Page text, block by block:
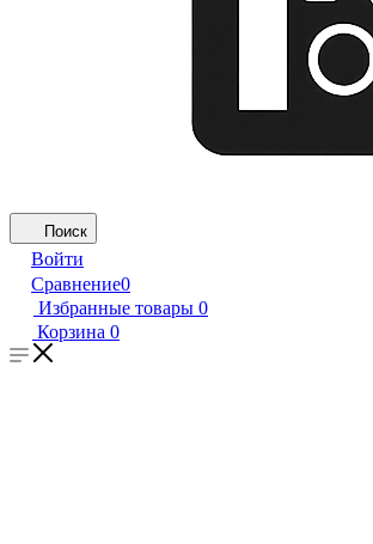
Поиск
Войти
Сравнение0
Избранные товары 0
Корзина 0